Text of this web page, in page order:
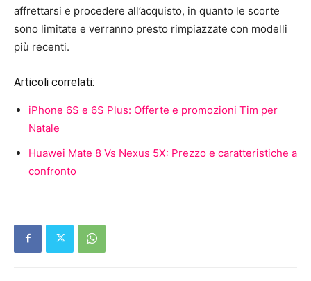
affrettarsi e procedere all’acquisto, in quanto le scorte
sono limitate e verranno presto rimpiazzate con modelli
più recenti.
Articoli correlati:
iPhone 6S e 6S Plus: Offerte e promozioni Tim per
Natale
Huawei Mate 8 Vs Nexus 5X: Prezzo e caratteristiche a
confronto